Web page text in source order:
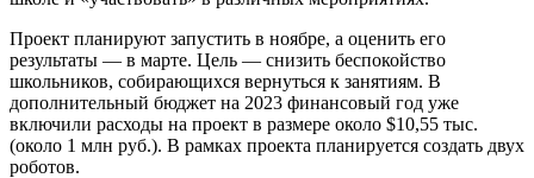
Проект планируют запустить в ноябре, а оценить его
результаты — в марте. Цель — снизить беспокойство
школьников, собирающихся вернуться к занятиям. В
дополнительный бюджет на 2023 финансовый год уже
включили расходы на проект в размере около $10,55 тыс.
(около 1 млн руб.). В рамках проекта планируется создать двух
роботов.